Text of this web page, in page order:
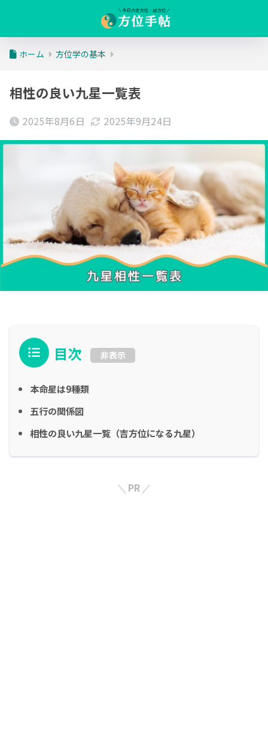
ホーム 方位学の基本
相性の良い九星一覧表
2025年8月6日 2025年9月24日
目次 非表示
本命星は9種類
五行の関係図
相性の良い九星一覧（吉方位になる九星）
PR